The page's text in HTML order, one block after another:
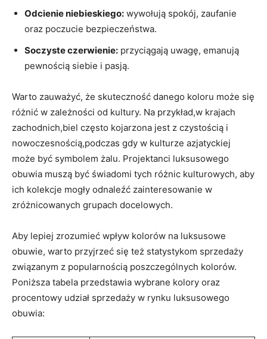
Odcienie niebieskiego: wywołują spokój, zaufanie
oraz poczucie bezpieczeństwa.
Soczyste czerwienie: przyciągają uwagę, emanują
pewnością siebie i pasją.
Warto zauważyć, że skuteczność danego koloru może się
różnić w zależności od kultury. Na przykład,w krajach
zachodnich,biel często kojarzona jest z czystością i
nowoczesnością,podczas gdy w kulturze azjatyckiej
może być symbolem żalu. Projektanci luksusowego
obuwia muszą być świadomi tych różnic kulturowych, aby
ich kolekcje mogły odnaleźć zainteresowanie w
zróżnicowanych grupach docelowych.
Aby lepiej zrozumieć wpływ kolorów na luksusowe
obuwie, warto przyjrzeć się też statystykom sprzedaży
związanym z popularnością poszczególnych kolorów.
Poniższa tabela przedstawia wybrane kolory oraz
procentowy udział sprzedaży w rynku luksusowego
obuwia: